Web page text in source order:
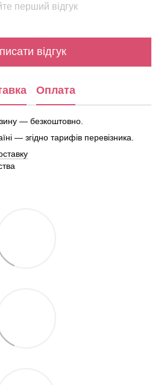
перший відгук
відгук
Оплата
— безкоштовно.
— згідно тарифів перевізника.